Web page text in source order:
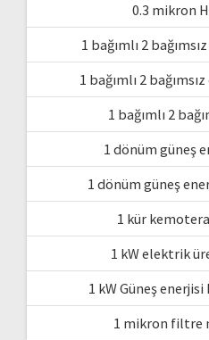
0.3 mikron
1 bağımlı 2
1 bağımlı 2
1 bağımlı 2
1 dönüm güneş
1 dönüm güneş
1 kür
1 kW elektrik
1 kW Güneş
1 mikron filtre